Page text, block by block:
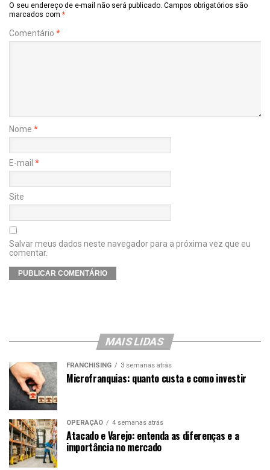
O seu endereço de e-mail não será publicado. Campos obrigatórios são
marcados com *
Comentário *
Nome *
E-mail *
Site
Salvar meus dados neste navegador para a próxima vez que eu
comentar.
MAIS LIDAS
FRANCHISING 3 semanas atrás
Microfranquias: quanto custa e como investir
OPERAÇÃO 4 semanas atrás
Atacado e Varejo: entenda as diferenças e a
importância no mercado